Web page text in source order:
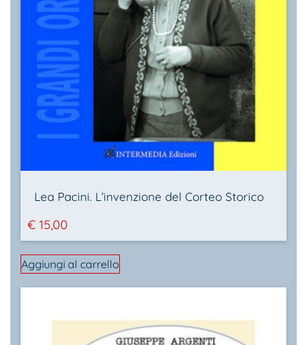
Lea Pacini. L’invenzione del Corteo Storico
€ 15,00
Aggiungi al carrello